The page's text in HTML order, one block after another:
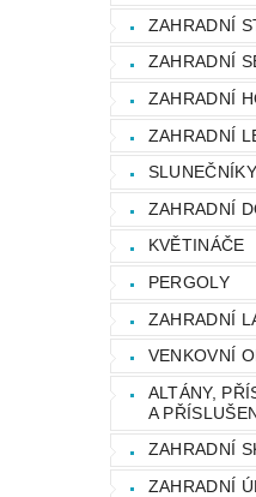
ZAHRADNÍ
ZAHRADNÍ
ZAHRADNÍ
ZAHRADNÍ
ZAHRADNÍ
KVĚTINÁČE
PERGOLY
ZAHRADNÍ
VENKOVNÍ
ALTÁNY,
A
ZAHRADNÍ
ZAHRADNÍ